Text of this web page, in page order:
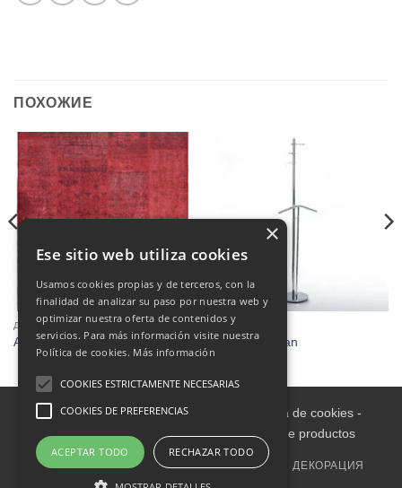
ПОХОЖИЕ
ДЕКОРАЦИЯ
ALFOMBRA 160 X 230
ДЕКОРАЦИЯ
Perchero-galan
Aviso legal-Política de Privacidad Política de cookies-
Condiciones informativas sobre catálogo de productos
ГЛАВНАЯ ВНУТРИ МЕБЕЛЬ ДЛЯ УЛИЦЫ
ДЕКОРАЦИЯ
×
Ese sitio web utiliza cookies
Usamos cookies propias y de terceros, con la
finalidad de analizar su paso por nuestra web y
optimizar nuestra oferta de contenidos y
servicios. Para más información visite nuestra
Política de cookies. Más información
COOKIES ESTRICTAMENTE NECESARIAS
COOKIES DE PREFERENCIAS
ACEPTAR TODO RECHAZAR TODO